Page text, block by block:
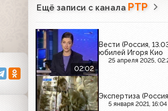
Ещё записи с канала РТР
02:02
Вести (Россия,
юбилей Игоря Кио
25 апреля 2025,
Экспертиза
5 января 2021, 16:04